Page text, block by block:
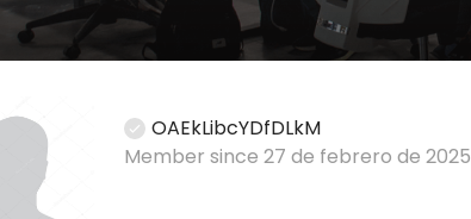
OAEkLibcYDfDLkM
Member since 27 de febrero de 2025